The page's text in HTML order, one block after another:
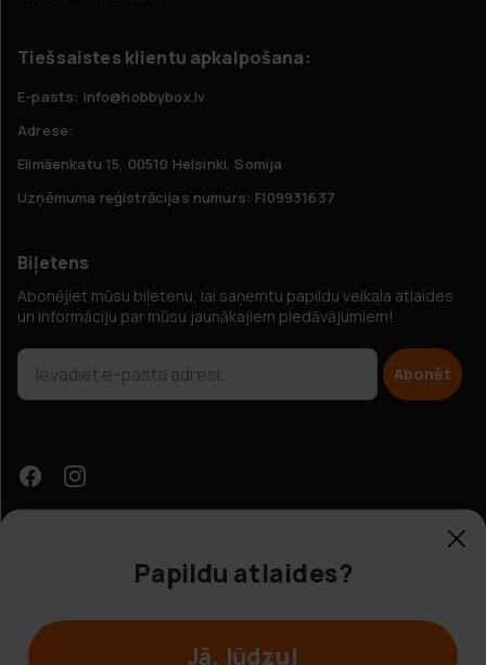
Tiešsaistes klientu apkalpošana:
E-pasts: info@hobbybox.lv
Adrese:
Elimäenkatu 15, 00510 Helsinki, Somija
Uzņēmuma reģistrācijas numurs: FI09931637
Biļetens
Abonējiet mūsu biļetenu, lai saņemtu papildu veikala atlaides
un informāciju par mūsu jaunākajiem piedāvājumiem!
Abonēt
Papildu atlaides?
Jā, lūdzu!